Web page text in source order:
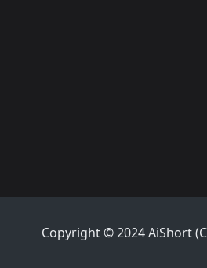
Copyright © 2024 AiShort